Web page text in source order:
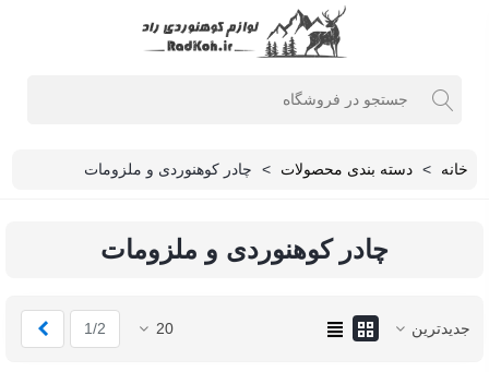
خانه > دسته بندی محصولات > چادر کوهنوردی و ملزومات
چادر کوهنوردی و ملزومات
جدیدترین 20
1/2